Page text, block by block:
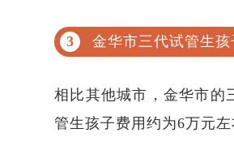
金华市三代试管生
相比其他城市，金华市的
管生孩子费用约为6万元